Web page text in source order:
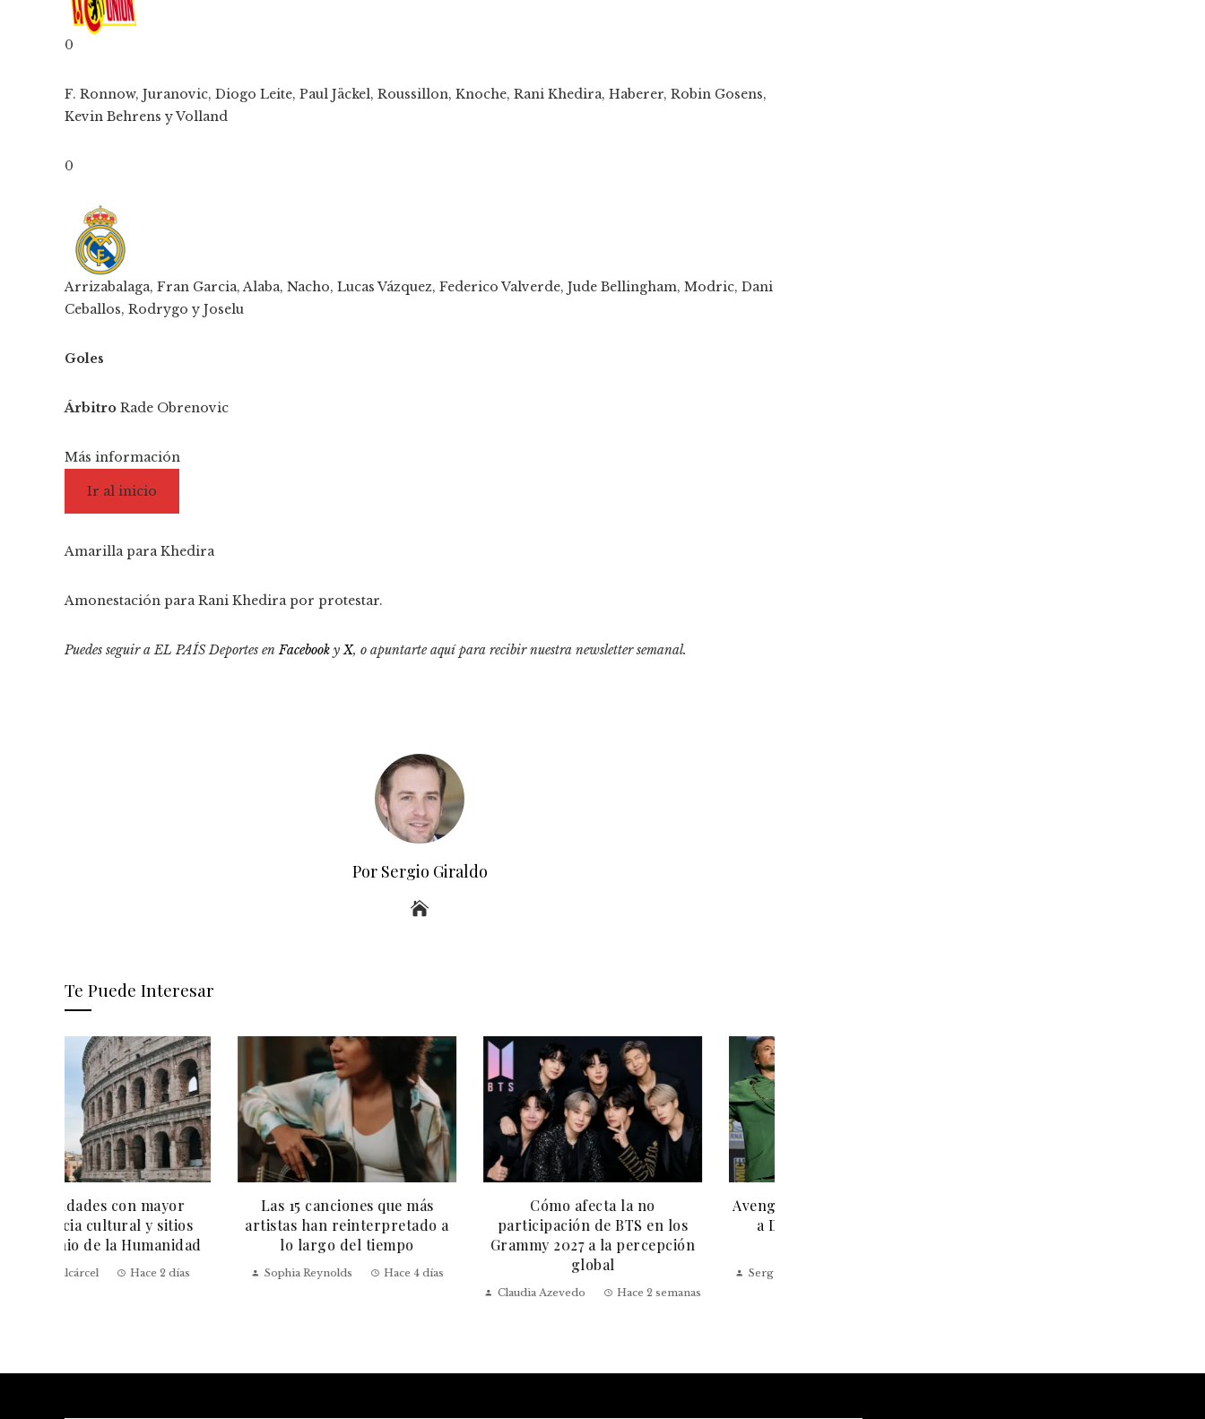
0
F. Ronnow, Juranovic, Diogo Leite, Paul Jäckel, Roussillon, Knoche, Rani Khedira, Haberer, Robin Gosens,
Kevin Behrens y Volland
0
Arrizabalaga, Fran Garcia, Alaba, Nacho, Lucas Vázquez, Federico Valverde, Jude Bellingham, Modric, Dani
Ceballos, Rodrygo y Joselu
Goles
Árbitro Rade Obrenovic
Más información
Ir al inicio
Amarilla para Khedira
Amonestación para Rani Khedira por protestar.
Puedes seguir a EL PAÍS Deportes enFacebook yX, o apuntarte aquí para recibirnuestra newsletter semanal.
Por Sergio Giraldo
Te Puede Interesar
Las 15 canciones que más
artistas han reinterpretado a
lo largo del tiempo
Sophia Reynolds Hace 4 días
Cómo afecta la no
participación de BTS en los
Grammy 2027 a la percepción
global
Hace 2 semanas
Avengers: Doomsday presenta
a Doctor Doom como el
enemigo definitivo
Sergio Giraldo Hace 2 semanas